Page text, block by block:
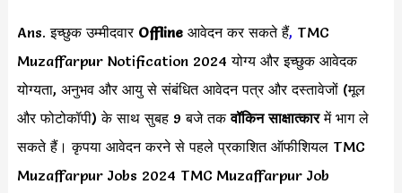
Ans. इच्छुक उम्मीदवार Offline आवेदन कर सकते हैं, TMC
Muzaffarpur Notification 2024 योग्य और इच्छुक आवेदक
योग्यता, अनुभव और आयु से संबंधित आवेदन पत्र और दस्तावेजों (मूल
और फोटोकॉपी) के साथ सुबह 9 बजे तकवॉकिन साक्षात्कारमें भाग ले
सकते हैं। कृपया आवेदन करने से पहले प्रकाशित ऑफीशियल TMC
Muzaffarpur Jobs 2024 TMC Muzaffarpur Job